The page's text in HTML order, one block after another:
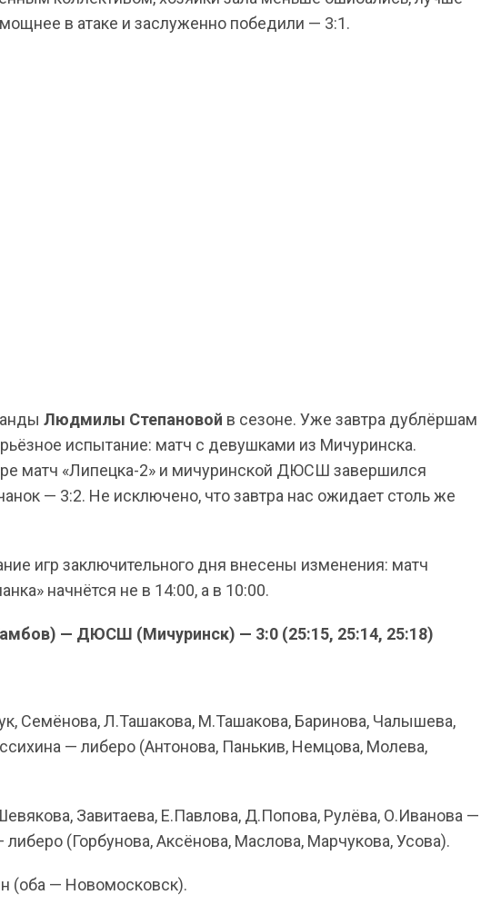
в атаке и заслуженно победили — 3:1.
Людмилы Степановой в сезоне. Уже завтра дублёршам
испытание: матч с девушками из Мичуринска.
матч «Липецка-2» и мичуринской ДЮСШ завершился
— 3:2. Не исключено, что завтра нас ожидает столь же
игр заключительного дня внесены изменения: матч
начнётся не в 14:00, а в 10:00.
— ДЮСШ (Мичуринск) — 3:0 (25:15, 25:14, 25:18)
Семёнова, Л.Ташакова, М.Ташакова, Баринова, Чалышева,
— либеро (Антонова, Панькив, Немцова, Молева,
Завитаева, Е.Павлова, Д.Попова, Рулёва, О.Иванова —
(Горбунова, Аксёнова, Маслова, Марчукова, Усова).
(оба — Новомосковск).